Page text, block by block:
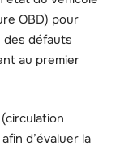
OBD) pour
des défauts
au premier
d’évaluer la